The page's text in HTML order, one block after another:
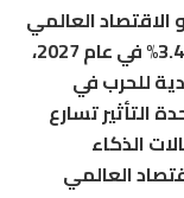
العالمي
خلال عام 2026 إلى 3%، على أن يرتفع إلى 3.4% في عام 2027،
للحرب في
تسارع
الذكاء
العالمي